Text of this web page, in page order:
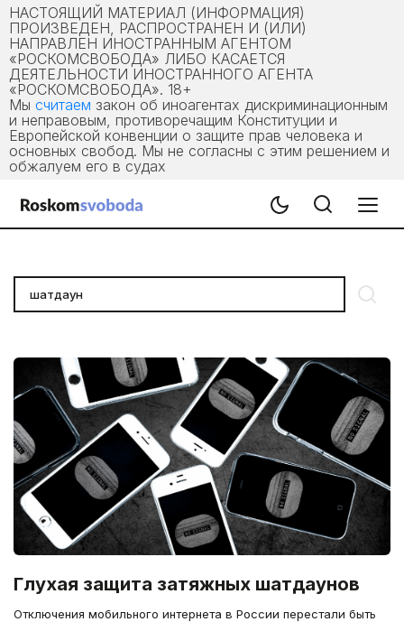
НАСТОЯЩИЙ МАТЕРИАЛ (ИНФОРМАЦИЯ)
ПРОИЗВЕДЕН, РАСПРОСТРАНЕН И (ИЛИ)
НАПРАВЛЕН ИНОСТРАННЫМ АГЕНТОМ
«РОСКОМСВОБОДА» ЛИБО КАСАЕТСЯ
ДЕЯТЕЛЬНОСТИ ИНОСТРАННОГО АГЕНТА
«РОСКОМСВОБОДА». 18+
Мы считаем закон об иноагентах дискриминационным
и неправовым, противоречащим Конституции и
Европейской конвенции о защите прав человека и
основных свобод. Мы не согласны с этим решением и
обжалуем его в судах
Глухая защита затяжных шатдаунов
Отключения мобильного интернета в России перестали быть